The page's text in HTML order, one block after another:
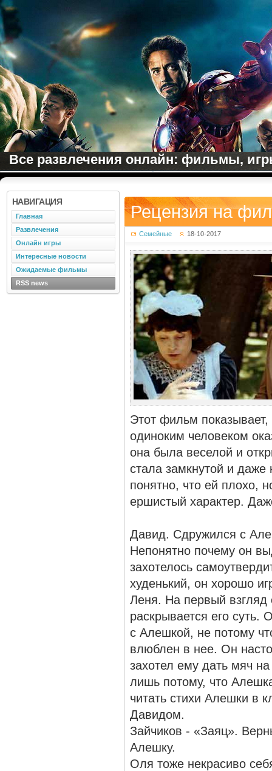
Все развлечения онлайн: фильмы,
Рецензия на
Семейные 18-10-2017
Этот фильм
одиноким человеком
она была веселой и
стала замкнутой и даже
понятно, что ей плохо,
ершистый характер.
Давид. Сдружился с
Непонятно почему он
захотелось
худенький, он хорошо
Леня. На первый взгляд
раскрывается его суть.
с Алешкой, не потому
влюблен в нее. Он
захотел ему дать мяч
лишь потому, что
читать стихи Алешки в
Давидом.
Зайчиков - «Заяц».
Алешку.
Оля тоже некрасиво
НАВИГАЦИЯ
Главная
Развлечения
Онлайн игры
Интересные новости
Ожидаемые фильмы
RSS news